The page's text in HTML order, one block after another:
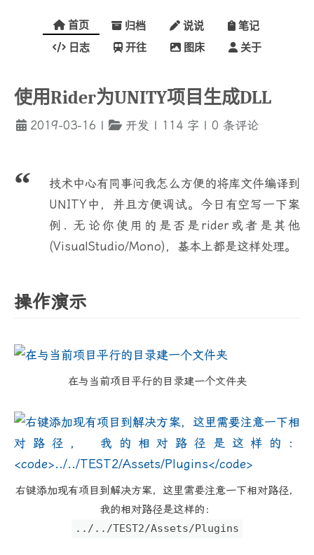
首页 归档 说说 笔记
日志 开往 图床 关于
使用Rider为UNITY项目生成DLL
2019-03-16 | 开发 | 114字 | 0 条评论
技术中心有同事问我怎么方便的将库文件编译到
UNITY中，并且方便调试。今日有空写一下案
例. 无论你使用的是否是rider或者是其他
(VisualStudio/Mono)，基本上都是这样处理。
操作演示
在与当前项目平行的目录建一个文件夹
右键添加现有项目到解决方案，这里需要注意一下相对路径，
我的相对路径是这样的：
../../TEST2/Assets/Plugins